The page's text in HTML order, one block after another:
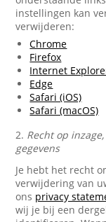
instellingen kan
verwijderen:
Chrome
Firefox
Internet
Edge
Safari (iOS)
Safari (macOS)
2. Recht op
gegevens
Je hebt het recht
verwijdering van
ons privacy
wij je bij een